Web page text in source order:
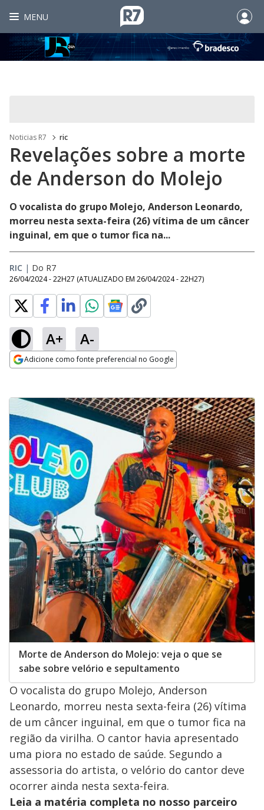
MENU
Noticias R7 ric
Revelações sobre a morte
de Anderson do Molejo
O vocalista do grupo Molejo, Anderson Leonardo,
morreu nesta sexta-feira (26) vítima de um câncer
inguinal, em que o tumor fica na...
RIC | Do R7
26/04/2024 - 22H27 (ATUALIZADO EM 26/04/2024 - 22H27)
A+ A-
Adicione como fonte preferencial no Google
Morte de Anderson do Molejo: veja o que se
sabe sobre velório e sepultamento
O vocalista do grupo Molejo, Anderson
Leonardo, morreu nesta sexta-feira (26) vítima
de um câncer inguinal, em que o tumor fica na
região da virilha. O cantor havia apresentado
uma piora no estado de saúde. Segundo a
assessoria do artista, o velório do cantor deve
ocorrer ainda nesta sexta-feira.
Leia a matéria completa no nosso parceiro